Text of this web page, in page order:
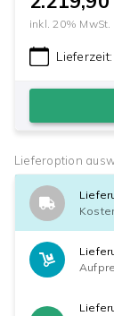
inkl.20% MwSt.
Lieferzeit:
Lieferoption